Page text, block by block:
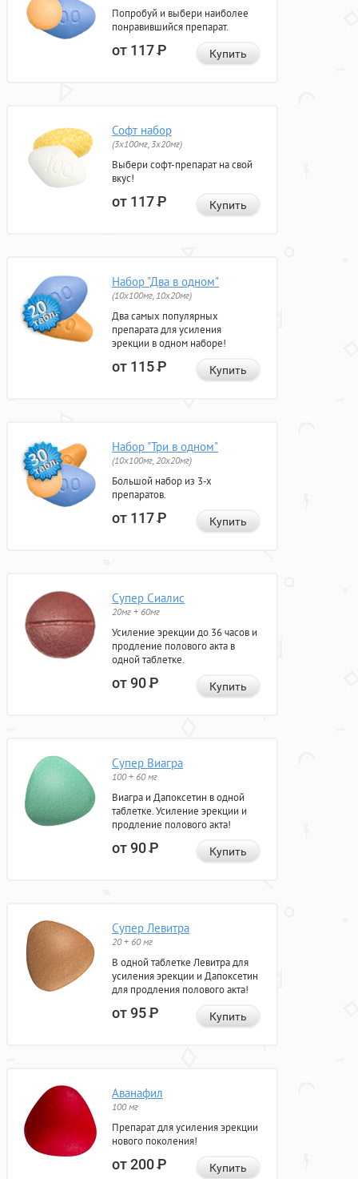
Попробуй и выбери наиболее
понравившийся препарат.
от 117Р Купить
Софт набор
(3x100мг, 3x20мг)
Выбери софт-препарат на свой
вкус!
от 117Р Купить
Набор "Два в одном"
(10x100мг, 10x20мг)
Два самых популярных
препарата для усиления
эрекции в одном наборе!
от 115Р Купить
Набор "Три в одном"
(10x100мг, 20x20мг)
Большой набор из 3-х
препаратов.
от 117Р Купить
Супер Сиалис
20мг + 60мг
Усиление эрекции до 36 часов и
продление полового акта в
одной таблетке.
от 90Р Купить
Супер Виагра
100 + 60 мг
Виагра и Дапоксетин в одной
таблетке. Усиление эрекции и
продление полового акта!
от 90Р Купить
Супер Левитра
20 + 60 мг
В одной таблетке Левитра для
усиления эрекции и Дапоксетин
для продления полового акта!
от 95Р Купить
Аванафил
100 мг
Препарат для усиления эрекции
нового поколения!
от 200Р Купить